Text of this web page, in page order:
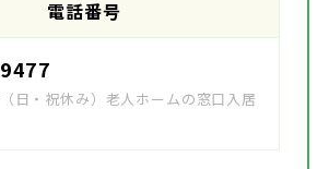
電話番号
日・祝休み）老人ホームの窓口入居